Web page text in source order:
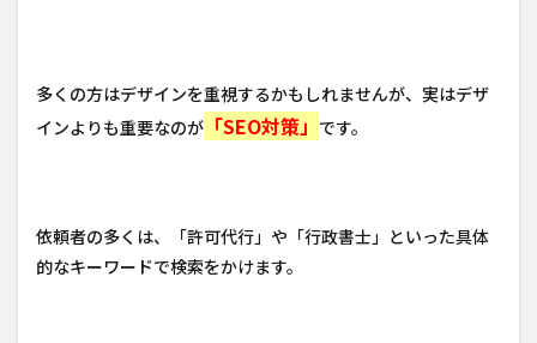
多くの方はデザインを重視するかもしれませんが、実はデザ
インよりも重要なのが 「SEO対策」 です。
依頼者の多くは、「許可代行」や「行政書士」といった具体
的なキーワードで検索をかけます。